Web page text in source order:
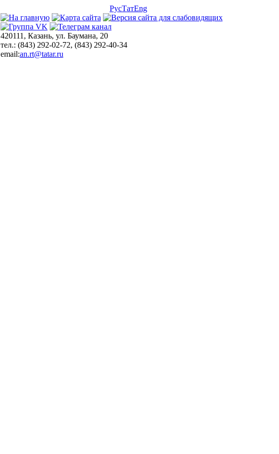
РусТатEng
420111, Казань, ул. Баумана, 20
тел.: (843) 292-02-72, (843) 292-40-34
email:an.rt@tatar.ru